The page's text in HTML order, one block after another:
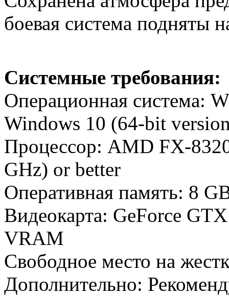
боевая система подняты
Системные требования:
Операционная система:
Windows 10 (64-bit
Процессор: AMD FX-
GHz) or better
Оперативная память: 8
Видеокарта: GeForce
VRAM
Свободное место на
Дополнительно: